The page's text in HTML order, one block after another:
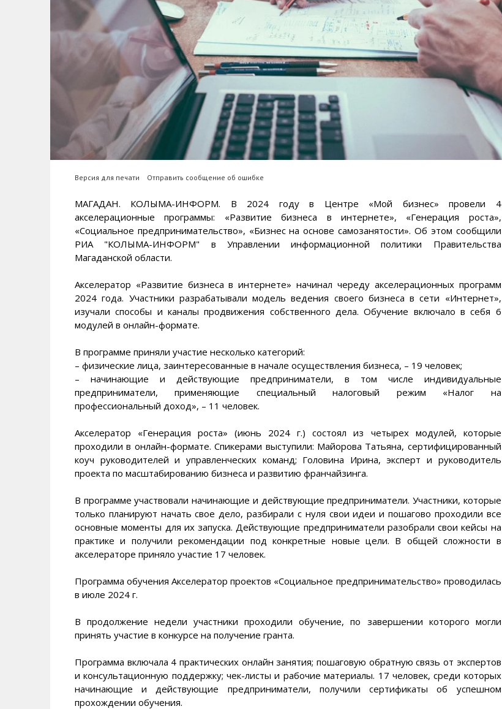
Версия для печати Отправить сообщение об ошибке
МАГАДАН. КОЛЫМА-ИНФОРМ. В 2024 году в Центре «Мой бизнес» провели 4
акселерационные программы: «Развитие бизнеса в интернете», «Генерация роста»,
«Социальное предпринимательство», «Бизнес на основе самозанятости». Об этом сообщили
РИА "КОЛЫМА-ИНФОРМ" в Управлении информационной политики Правительства
Магаданской области.
Акселератор «Развитие бизнеса в интернете» начинал череду акселерационных программ
2024 года. Участники разрабатывали модель ведения своего бизнеса в сети «Интернет»,
изучали способы и каналы продвижения собственного дела. Обучение включало в себя 6
модулей в онлайн-формате.
В программе приняли участие несколько категорий:
– физические лица, заинтересованные в начале осуществления бизнеса, – 19 человек;
– начинающие и действующие предприниматели, в том числе индивидуальные
предприниматели, применяющие специальный налоговый режим «Налог на
профессиональный доход», – 11 человек.
Акселератор «Генерация роста» (июнь 2024 г.) состоял из четырех модулей, которые
проходили в онлайн-формате. Спикерами выступили: Майорова Татьяна, сертифицированный
коуч руководителей и управленческих команд; Головина Ирина, эксперт и руководитель
проекта по масштабированию бизнеса и развитию франчайзинга.
В программе участвовали начинающие и действующие предприниматели. Участники, которые
только планируют начать свое дело, разбирали с нуля свои идеи и пошагово проходили все
основные моменты для их запуска. Действующие предприниматели разобрали свои кейсы на
практике и получили рекомендации под конкретные новые цели. В общей сложности в
акселераторе приняло участие 17 человек.
Программа обучения Акселератор проектов «Социальное предпринимательство» проводилась
в июле 2024 г.
В продолжение недели участники проходили обучение, по завершении которого могли
принять участие в конкурсе на получение гранта.
Программа включала 4 практических онлайн занятия; пошаговую обратную связь от экспертов
и консультационную поддержку; чек-листы и рабочие материалы. 17 человек, среди которых
начинающие и действующие предприниматели, получили сертификаты об успешном
прохождении обучения.